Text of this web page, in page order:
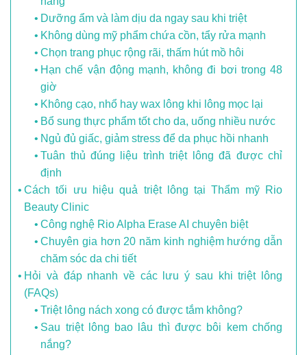
Dưỡng ẩm và làm dịu da ngay sau khi triệt
Không dùng mỹ phẩm chứa cồn, tẩy rửa mạnh
Chọn trang phục rộng rãi, thấm hút mồ hôi
Hạn chế vận động mạnh, không đi bơi trong 48
giờ
Không cạo, nhổ hay wax lông khi lông mọc lại
Bổ sung thực phẩm tốt cho da, uống nhiều nước
Ngủ đủ giấc, giảm stress để da phục hồi nhanh
Tuân thủ đúng liệu trình triệt lông đã được chỉ
định
Cách tối ưu hiệu quả triệt lông tại Thẩm mỹ Rio
Beauty Clinic
Công nghệ Rio Alpha Erase AI chuyên biệt
Chuyên gia hơn 20 năm kinh nghiệm hướng dẫn
chăm sóc da chi tiết
Hỏi và đáp nhanh về các lưu ý sau khi triệt lông
(FAQs)
Triệt lông nách xong có được tắm không?
Sau triệt lông bao lâu thì được bôi kem chống
nắng?